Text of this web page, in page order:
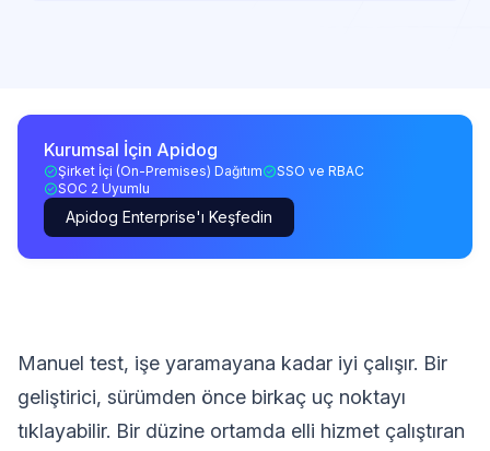
Kurumsal İçin Apidog
Şirket İçi (On-Premises) Dağıtım
SSO ve RBAC
SOC 2 Uyumlu
Apidog Enterprise'ı Keşfedin
Manuel test, işe yaramayana kadar iyi çalışır. Bir
geliştirici, sürümden önce birkaç uç noktayı
tıklayabilir. Bir düzine ortamda elli hizmet çalıştıran